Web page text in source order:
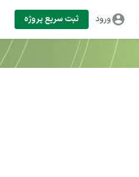
ورود ثبت سریع پروژه